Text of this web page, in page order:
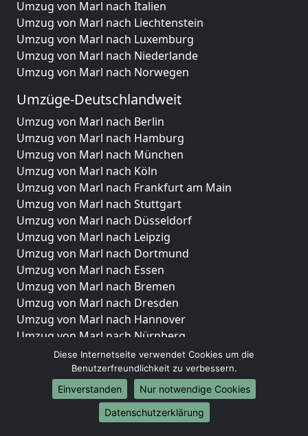
Umzug von Marl nach Italien
Umzug von Marl nach Liechtenstein
Umzug von Marl nach Luxemburg
Umzug von Marl nach Niederlande
Umzug von Marl nach Norwegen
Umzüge-Deutschlandweit
Umzug von Marl nach Berlin
Umzug von Marl nach Hamburg
Umzug von Marl nach München
Umzug von Marl nach Köln
Umzug von Marl nach Frankfurt am Main
Umzug von Marl nach Stuttgart
Umzug von Marl nach Düsseldorf
Umzug von Marl nach Leipzig
Umzug von Marl nach Dortmund
Umzug von Marl nach Essen
Umzug von Marl nach Bremen
Umzug von Marl nach Dresden
Umzug von Marl nach Hannover
Umzug von Marl nach Nürnberg
Umzug von Marl nach Duisburg
Umzug von Marl nach Bochum
Umzug von Marl nach Wuppertal
Umzug von Marl nach Bielefeld
Umzug von Marl nach Bonn
Diese Internetseite verwendet Cookies um die
Benutzerfreundlichkeit zu verbessern.
Einverstanden
Nur notwendige Cookies
Datenschutzerklärung